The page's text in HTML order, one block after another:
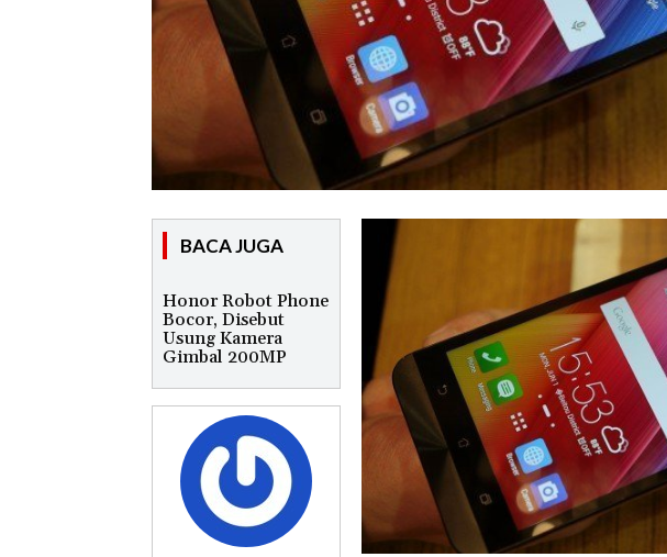
BACA JUGA
Honor Robot Phone
Bocor, Disebut
Usung Kamera
Gimbal 200MP